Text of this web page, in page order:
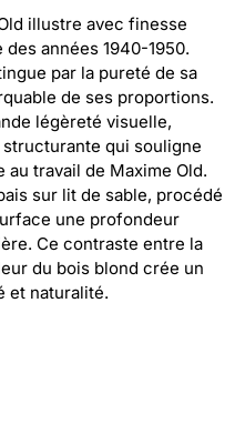
illustre avec finesse
années 1940-1950.
par la pureté de sa
de ses proportions.
légèreté visuelle,
qui souligne
travail de Maxime Old.
sur lit de sable, procédé
une profondeur
Ce contraste entre la
du bois blond crée un
et naturalité.